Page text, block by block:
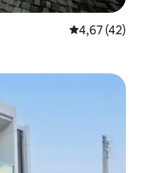
Gemiddelde
4,67 (42)